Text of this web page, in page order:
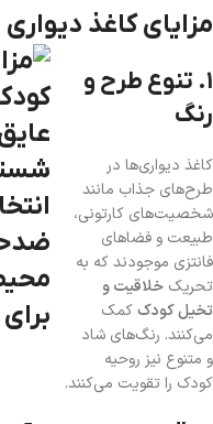
مزایای کاغذ
۱. تنوع طرح و
رنگ
کاغذ دیواری‌ها در
طرح‌های جذاب مانند
شخصیت‌های کارتونی،
طبیعت و فضاهای
فانتزی موجودند که به
تحریک خلاقیت و
تخیل کودککمک
می‌کنند. رنگ‌های شاد
و متنوع نیز روحیه
کودک را تقویت می‌کنند.